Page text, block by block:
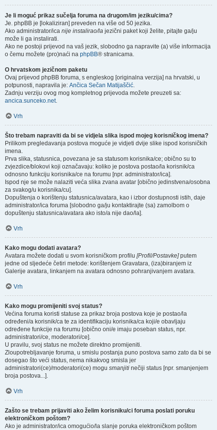
Je li moguć prikaz sučelja foruma na drugom/im jeziku/cima?
Je. phpBB je [lokaliziran] preveden na više od 50 jezika.
Ako administrator/ica nije instalirao/la jezični paket koji želite, pitajte ga/ju
može li ga instalirati.
Ako ne postoji prijevod na vaš jezik, slobodno ga napravite (a) više informacija
o čemu možete (pro)naći na phpBB® stranicama.
O hrvatskom jezičnom paketu
Ovaj prijevod phpBB foruma, s engleskog [originalna verzija] na hrvatski, u
potpunosti, napravila je: Ančica Sečan Matijaščić.
Zadnju verziju ovog mog kompletnog prijevoda možete preuzeti sa:
ancica.sunceko.net.
Vrh
Što trebam napraviti da bi se vidjela slika ispod mojeg korisničkog imena?
Prilikom pregledavanja postova moguće je vidjeti dvije slike ispod korisničkih
imena.
Prva slika, statusnica, povezana je sa statusom korisnika/ce; obično su to
zvjezdice/blokovi koji označavaju: koliko je postova postao/la korisnik/ca
odnosno funkciju korisnika/ce na forumu [npr. administrator/ica].
Ispod nje se može nalaziti veća slika zvana avatar [obično jedinstvena/osobna
za svakog/u korisnika/cu].
Dopuštenja o korištenju statusnica/avatara, kao i izbor dostupnosti istih, daje
administrator/ica foruma [slobodno ga/ju kontaktirajte (sa) zamolbom o
dopuštenju statusnica/avatara ako isto/a nije dao/la].
Vrh
Kako mogu dodati avatara?
Avatara možete dodati u svom korisničkom profilu [Profil/Postavke]putem
jedne od sljedeće četiri metode: korištenjem Gravatara, (iza)biranjem iz
Galerije avatara, linkanjem na avatara odnosno pohranjivanjem avatara.
Vrh
Kako mogu promijeniti svoj status?
Većina foruma koristi statuse za prikaz broja postova koje je postao/la
određeni/a korisnik/ca te za identifikaciju korisnika/ca koji/e obavljaju
određene funkcije na forumu [obično oni/e imaju poseban status, npr.
administratori/ce, moderatori/ce].
U pravilu, svoj status ne možete direktno promijeniti.
Zloupotrebljavanje foruma, u smislu postanja puno postova samo zato da bi se
dosegao što veći status, nema nikakvog smisla jer
administratori(ce)/moderatori(ce) mogu smanjiti nečiji status [npr. smanjenjem
broja postova...].
Vrh
Zašto se trebam prijaviti ako želim korisniku/ci foruma poslati poruku
elektroničkom poštom?
Ako je administrator/ica omogućio/la slanje poruka elektroničkom poštom